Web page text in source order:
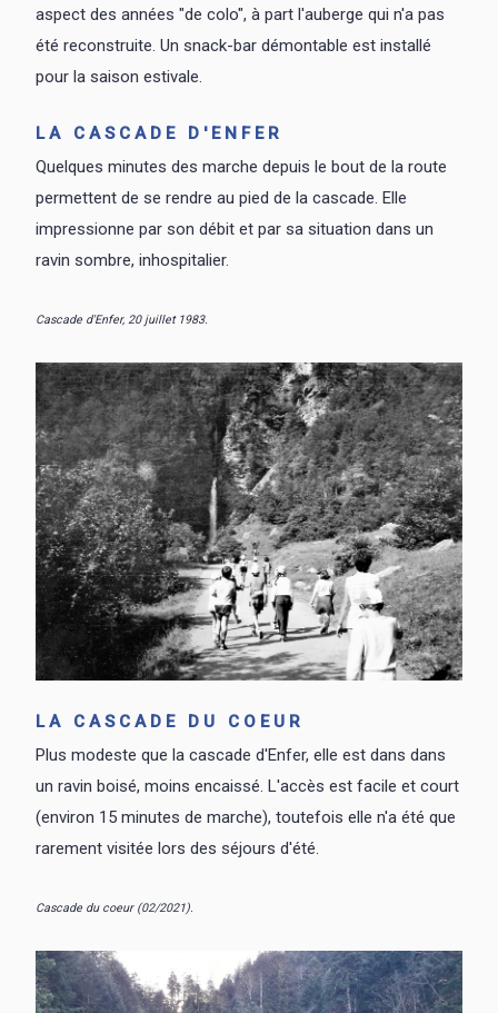
aspect des années "de colo", à part l'auberge qui n'a pas
été reconstruite. Un snack-bar démontable est installé
pour la saison estivale.
LA CASCADE D'ENFER
Quelques minutes des marche depuis le bout de la route
permettent de se rendre au pied de la cascade. Elle
impressionne par son débit et par sa situation dans un
ravin sombre, inhospitalier.
Cascade d'Enfer, 20 juillet 1983.
LA CASCADE DU COEUR
Plus modeste que la cascade d'Enfer, elle est dans dans
un ravin boisé, moins encaissé. L'accès est facile et court
(environ 15 minutes de marche), toutefois elle n'a été que
rarement visitée lors des séjours d'été.
Cascade du coeur (02/2021).